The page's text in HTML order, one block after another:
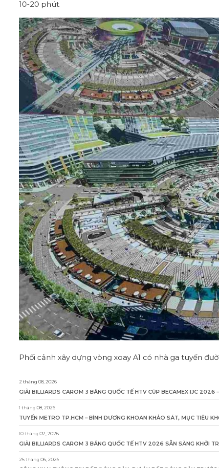
10-20 phút.
Phối cảnh xây dựng vòng xoay A1 có nhà ga tuyến
2 tháng 08, 2026
GIẢI BILLIARDS CAROM 3 BĂNG QUỐC TẾ HTV CÚP BECAMEX IJC 2026
1 tháng 08, 2026
TUYẾN METRO TP.HCM – BÌNH DƯƠNG KHOAN KHẢO SÁT, MỤC TIÊU
10 tháng 07, 2026
GIẢI BILLIARDS CAROM 3 BĂNG QUỐC TẾ HTV 2026 SẴN SÀNG KHỞI
25 tháng 06, 2026